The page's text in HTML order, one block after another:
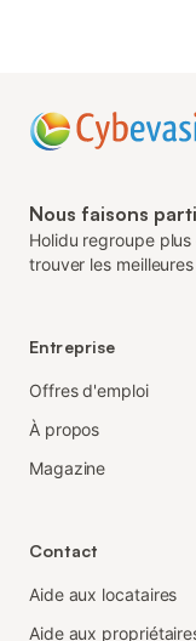
Nous faisons
Holidu regroupe
trouver les
Entreprise
Offres d'emploi
À propos
Magazine
Contact
Aide aux locataires
Aide aux